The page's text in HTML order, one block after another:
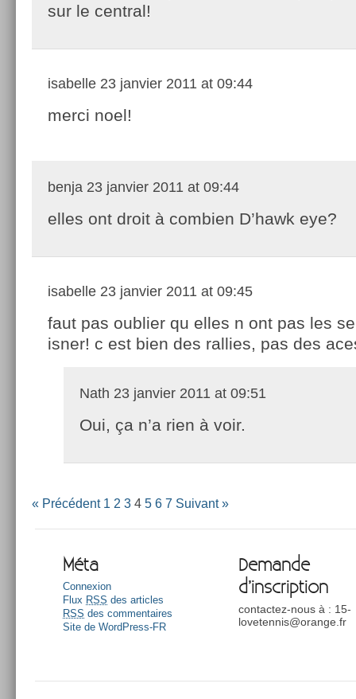
sur le central!
isabelle 23 janvier 2011 at 09:44
merci noel!
benja 23 janvier 2011 at 09:44
elles ont droit à combien D’hawk eye?
isabelle 23 janvier 2011 at 09:45
faut pas oublier qu elles n ont pas les
isner! c est bien des rallies, pas des
Nath 23 janvier 2011 at 09:51
Oui, ça n’a rien à voir.
« Précédent 1 2 3 4 5 6 7 Suivant »
Méta
Connexion
Flux RSS des articles
RSS des commentaires
Site de WordPress-FR
Demande
d’inscription
contactez-nous à : 15-
lovetennis@orange.fr